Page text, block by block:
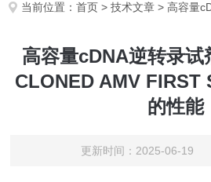
当前位置：首页 >技术文章 > 高容量cDNA逆转录试
高容量cDNA逆转录
CLONED AMV FIRST
的性能
更新时间：2025-06-19